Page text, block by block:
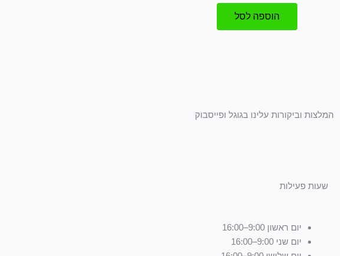
הוספה לסל
המלצות וביקורות עלינו בגוגל ופייסבוק
שעות פעילות
יום ראשון 9:00–16:00
יום שני 9:00–16:00